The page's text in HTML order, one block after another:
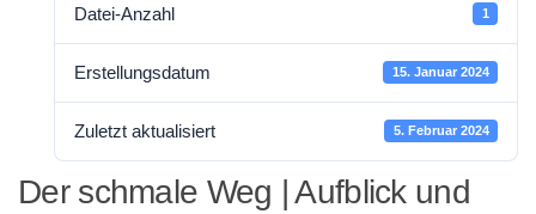
Datei-Anzahl 1
Erstellungsdatum 15. Januar 2024
Zuletzt aktualisiert 5. Februar 2024
Der schmale Weg | Aufblick und